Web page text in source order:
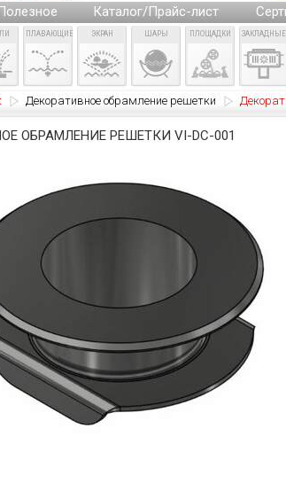
Каталог/Прайс-лист
ПЛАВАЮЩИЕ ЭКРАН ШАРЫ ПЛОЩАДКИ ЗАКЛАДНЫЕ
Декоративное обрамление решетки
ОБРАМЛЕНИЕ РЕШЕТКИ VI-DC-001